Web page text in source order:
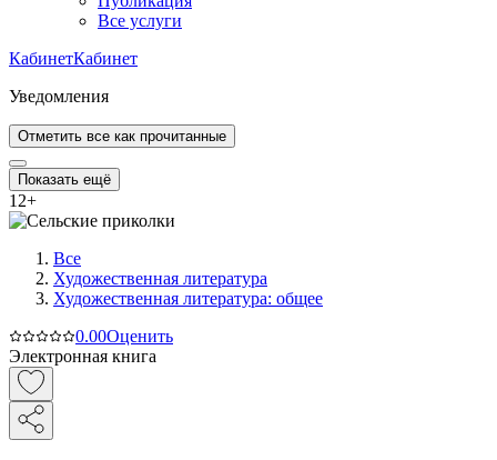
Все услуги
КабинетКабинет
Уведомления
Отметить все как прочитанные
Показать ещё
12+
Все
Художественная литература
Художественная литература: общее
0.00Оценить
Электронная книга